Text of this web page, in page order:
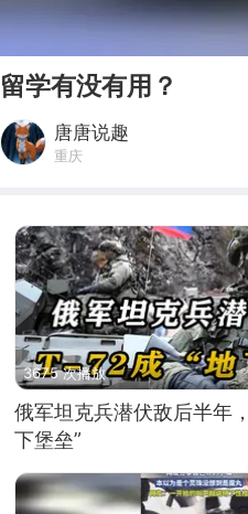
留学有没有用？
唐唐说趣
重庆
3675 次播放
俄军坦克兵潜伏敌后半年
下堡垒”